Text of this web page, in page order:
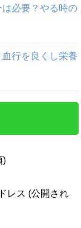
必要？やる時の
行を良くし栄養
)
レス (公開され